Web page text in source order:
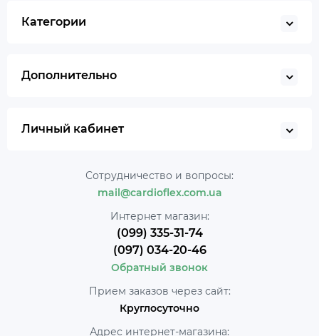
Категории
Дополнительно
Личный кабинет
Сотрудничество и вопросы:
mail@cardioflex.com.ua
Интернет магазин:
(099) 335-31-74
(097) 034-20-46
Обратный звонок
Прием заказов через сайт:
Круглосуточно
Адрес интернет-магазина: